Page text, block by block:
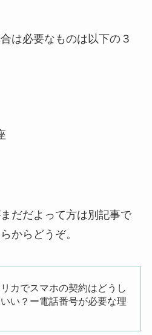
は必要なものは以下の３
だだよって方は別記事で
からどうぞ。
カでスマホの契約はどうし
い？ー電話番号が必要な理